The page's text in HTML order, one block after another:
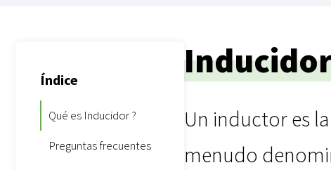
Índice
Qué es Inducidor ?
Preguntas frecuentes
Un inductor es
menudo